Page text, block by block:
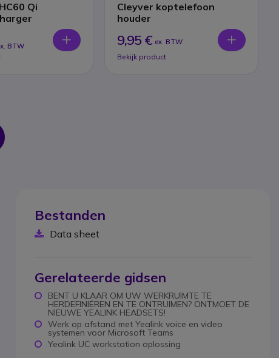
Qi
BTW
Cleyver koptelefoon
houder
9,95 € ex. BTW
Bekijk product
Bestanden
Data sheet
Gerelateerde gidsen
BENT U KLAAR OM UW WERKRUIMTE TE
HERDEFINIËREN EN TE ONTRUIMEN? ONTMOET DE
NIEUWE YEALINK HEADSETS!
Werk op afstand met Yealink voice en video
systemen voor Microsoft Teams
Yealink UC workstation oplossing